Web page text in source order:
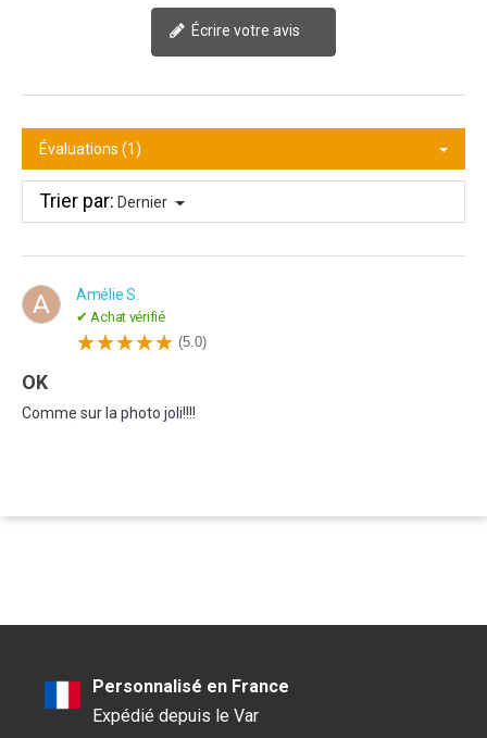
Écrire votre avis
Évaluations (1)
Trier par: Dernier
A Amélie S.
✔ Achat vérifié
(5.0)
OK
Comme sur la photo joli!!!!
Personnalisé en France
Expédié depuis le Var